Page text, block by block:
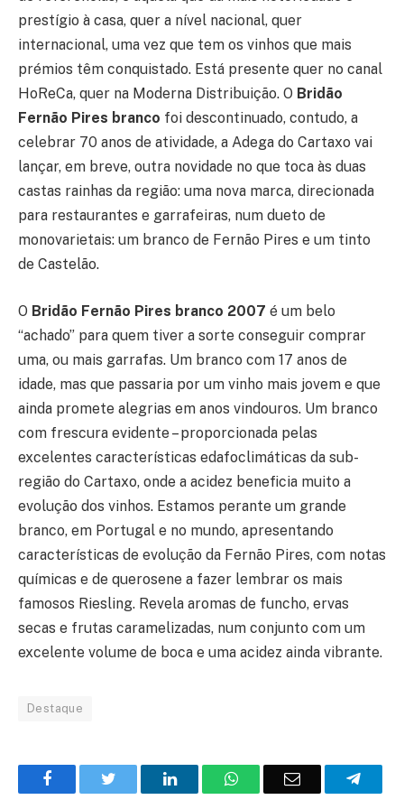
prestígio à casa, quer a nível nacional, quer
internacional, uma vez que tem os vinhos que mais
prémios têm conquistado. Está presente quer no canal
HoReCa, quer na Moderna Distribuição. O Bridão
Fernão Pires branco foi descontinuado, contudo, a
celebrar 70 anos de atividade, a Adega do Cartaxo vai
lançar, em breve, outra novidade no que toca às duas
castas rainhas da região: uma nova marca, direcionada
para restaurantes e garrafeiras, num dueto de
monovarietais: um branco de Fernão Pires e um tinto
de Castelão.
O Bridão Fernão Pires branco 2007 é um belo
“achado” para quem tiver a sorte conseguir comprar
uma, ou mais garrafas. Um branco com 17 anos de
idade, mas que passaria por um vinho mais jovem e que
ainda promete alegrias em anos vindouros. Um branco
com frescura evidente – proporcionada pelas
excelentes características edafoclimáticas da sub-
região do Cartaxo, onde a acidez beneficia muito a
evolução dos vinhos. Estamos perante um grande
branco, em Portugal e no mundo, apresentando
características de evolução da Fernão Pires, com notas
químicas e de querosene a fazer lembrar os mais
famosos Riesling. Revela aromas de funcho, ervas
secas e frutas caramelizadas, num conjunto com um
excelente volume de boca e uma acidez ainda vibrante.
Destaque
FacebookTwitter
O
WhatsAppE-